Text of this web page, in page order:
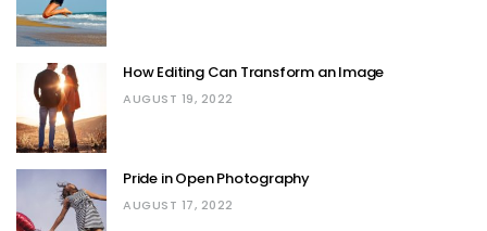
How Editing Can Transform an Image
AUGUST 19, 2022
Pride in Open Photography
AUGUST 17, 2022